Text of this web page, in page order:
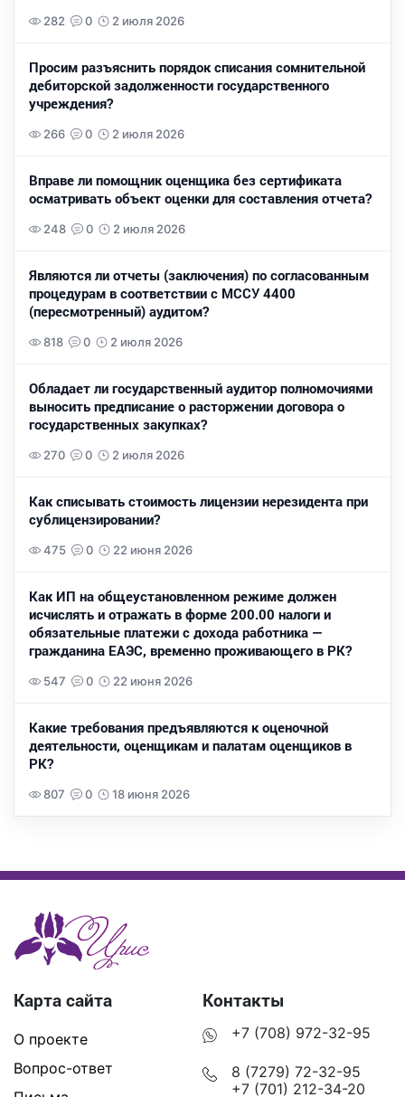
282 0 2 июля 2026
Просим разъяснить порядок списания сомнительной
дебиторской задолженности государственного
учреждения?
266 0 2 июля 2026
Вправе ли помощник оценщика без сертификата
осматривать объект оценки для составления отчета?
248 0 2 июля 2026
Являются ли отчеты (заключения) по согласованным
процедурам в соответствии с МССУ 4400
(пересмотренный) аудитом?
818 0 2 июля 2026
Обладает ли государственный аудитор полномочиями
выносить предписание о расторжении договора о
государственных закупках?
270 0 2 июля 2026
Как списывать стоимость лицензии нерезидента при
сублицензировании?
475 0 22 июня 2026
Как ИП на общеустановленном режиме должен
исчислять и отражать в форме 200.00 налоги и
обязательные платежи с дохода работника —
гражданина ЕАЭС, временно проживающего в РК?
547 0 22 июня 2026
Какие требования предъявляются к оценочной
деятельности, оценщикам и палатам оценщиков в
РК?
807 0 18 июня 2026
Карта сайта
О проекте
Вопрос-ответ
Контакты
+7 (708) 972-32-95
8 (7279) 72-32-95
+7 (701) 212-34-20